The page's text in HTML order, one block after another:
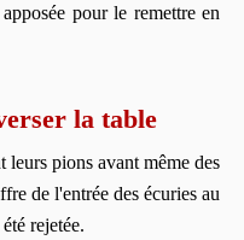
pour le remettre en
la table
leurs pions avant même des
de l'entrée des écuries au
rejetée.